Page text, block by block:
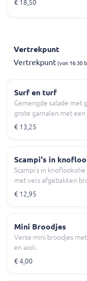
€ 18,50
Vertrekpunt
Vertrekpunt (von 16:30
Surf en turf
Gemengde salade met
grote garnalen met
€ 13,25
Scampi's in
Scampi's in
met vers afgebakken
€ 12,95
Mini Broodjes
Verse mini broodjes
en aioli.
€ 4,00